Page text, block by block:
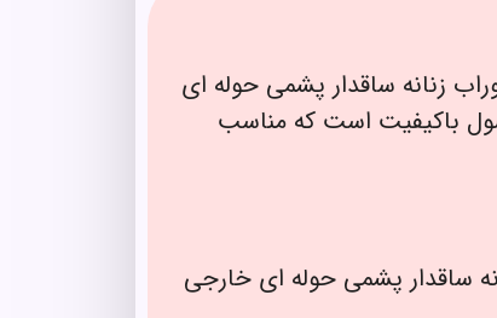
زنانه ساقدار پشمی حوله ای
یک محصول باکیفیت است که مناسب
ساقدار پشمی حوله ای خارجی